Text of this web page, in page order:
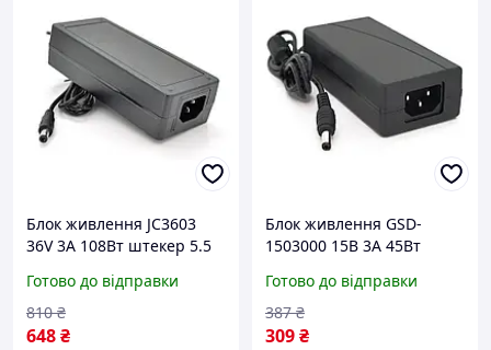
Блок живлення JC3603
36V 3А 108Вт штекер 5.5
mayak
Готово до відправки
648₴
810 ₴
Блок живлення GSD-
1503000 15В 3А 45Вт
живлення довжина 1 10м
buzyna
Готово до відправки
309₴
387 ₴